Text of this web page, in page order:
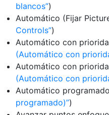
blancos )
Automático (Fijar
Controls )
Automático con
(Automático con
Automático con
(Automático con
Automático
programado) )